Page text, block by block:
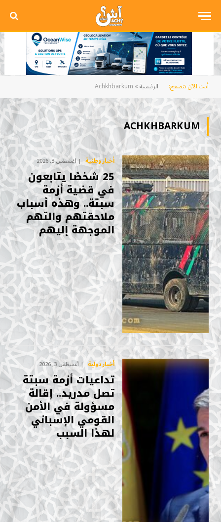
أنت الآن تتصفح: الرئيسية»
Achkhbarkum
ACHKHBARKUM
أخبار وطنية أغسطس 3, 2026
25 شخصًا يتابعون
في قضية أزمة
سبتة.. وهذه أسباب
ملاحقتهم والتهم
الموجهة إليهم
أخبار دولية أغسطس 3, 2026
تداعيات أزمة سبتة
تصل مدريد.. إقالة
مسؤولة في الأمن
القومي الإسباني
لهذا السبب